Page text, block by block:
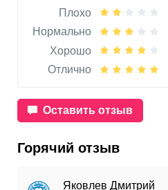
Плохо
Нормально
Хорошо
Отлично
Оставить отзыв
Горячий отзыв
Яковлев Дмитрий